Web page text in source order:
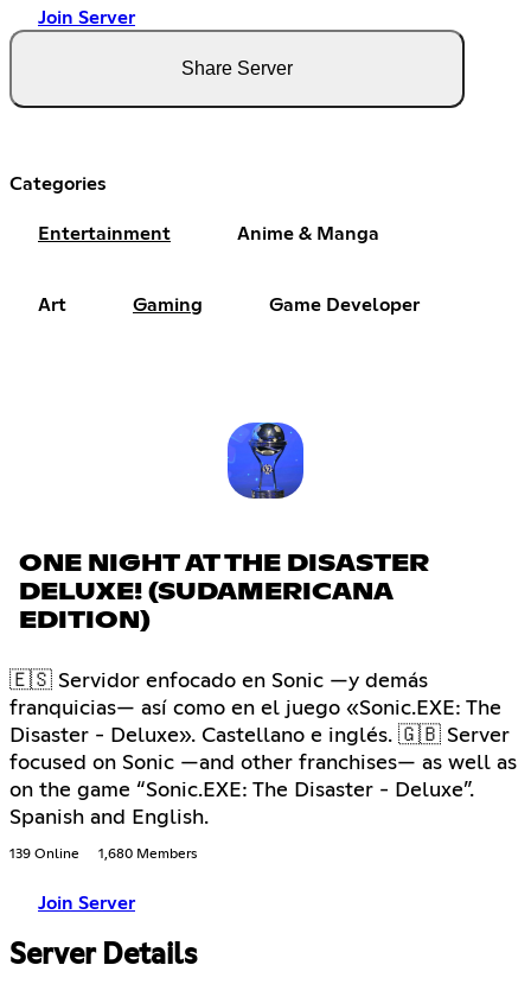
Join Server
Share Server
Categories
Entertainment Anime & Manga
Art Gaming Game Developer
ONE NIGHT AT THE DISASTER
DELUXE! (SUDAMERICANA
EDITION)
🇪🇸 Servidor enfocado en Sonic —y demás
franquicias— así como en el juego «Sonic.EXE: The
Disaster - Deluxe». Castellano e inglés. 🇬🇧 Server
focused on Sonic —and other franchises— as well as
on the game “Sonic.EXE: The Disaster - Deluxe”.
Spanish and English.
139 Online 1,680 Members
Join Server
Server Details